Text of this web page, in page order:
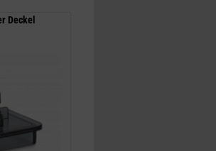
Deckel